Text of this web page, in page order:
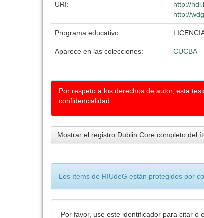
URI:
http://
http://
Programa educativo:
Aparece en las colecciones: CUCBA
Por respeto a los derechos de autor, esta
confidencialidad
Mostrar el registro Dublin Core completo del
Los ítems de RIUdeG están protegidos por
Por favor, use este identificador para citar o